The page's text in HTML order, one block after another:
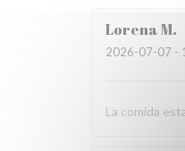
LorenaM
2026-07-07 -
La comida